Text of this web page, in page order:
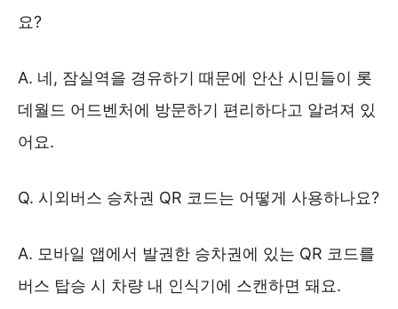
요?
A. 네, 잠실역을 경유하기 때문에 안산 시민들이 롯
데월드 어드벤처에 방문하기 편리하다고 알려져 있
어요.
Q. 시외버스 승차권 QR 코드는 어떻게 사용하나요?
A. 모바일 앱에서 발권한 승차권에 있는 QR 코드를
버스 탑승 시 차량 내 인식기에 스캔하면 돼요.